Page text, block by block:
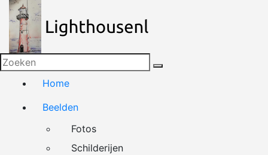
Naar
de
inhoud
springen
Home
Beelden
Fotos
Schilderijen